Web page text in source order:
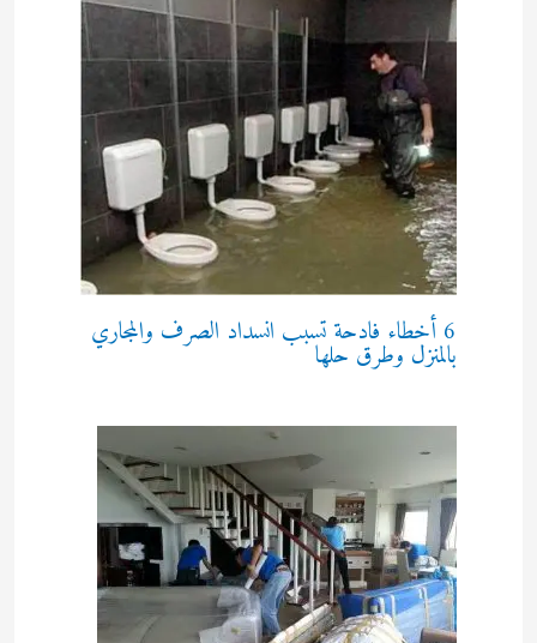
6 أخطاء فادحة تسبب انسداد الصرف والمجاري
بالمنزل وطرق حلها